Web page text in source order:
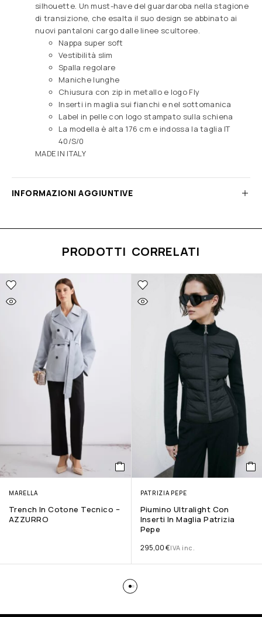
silhouette. Un must-have del guardaroba nella stagione
di transizione, che esalta il suo design se abbinato ai
nuovi pantaloni cargo dalle linee scultoree.
Nappa super soft
Vestibilità slim
Spalla regolare
Maniche lunghe
Chiusura con zip in metallo e logo Fly
Inserti in maglia sui fianchi e nel sottomanica
Label in pelle con logo stampato sulla schiena
La modella è alta 176 cm e indossa la taglia IT
40/S/0
MADE IN ITALY
INFORMAZIONI AGGIUNTIVE
PRODOTTI CORRELATI
MARELLA
Trench In Cotone Tecnico –
AZZURRO
PATRIZIA PEPE
Piumino Ultralight Con
Inserti In Maglia Patrizia
Pepe
295,00€IVA inc.